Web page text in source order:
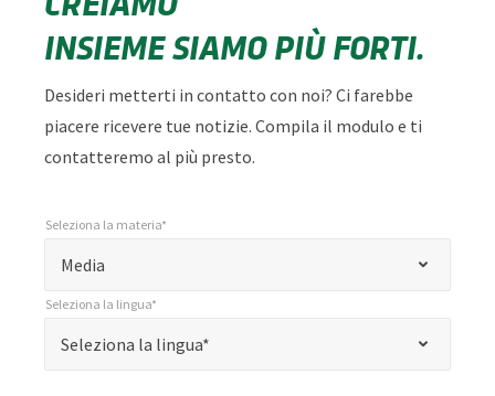
INSIEME SIAMO PIÙ FORTI.
Desideri metterti in contatto con noi? Ci farebbe
piacere ricevere tue notizie. Compila il modulo e ti
contatteremo al più presto.
"
indica
Media
Seleziona la materia*
Seleziona la lingua*
Seleziona la lingua*